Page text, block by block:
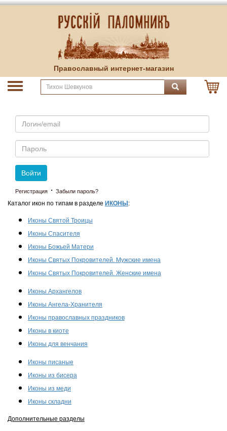
Православный интернет-магазин
Email
Пароль
Войти
Регистрация · Забыли пароль?
Каталог икон по типам в разделе ИКОНЫ :
Иконы Святой Троицы
Иконы Спасителя
Иконы Божьей Матери
Иконы Святых Покровителей. Мужские имена
Иконы Святых Покровителей. Женские имена
Иконы Архангелов
Иконы Ангела-Хранителя
Иконы православных праздников
Иконы в киоте
Иконы для венчания
Иконы писаные
Иконы из бисера
Иконы из меди
Иконы складни
Дополнительные разделы